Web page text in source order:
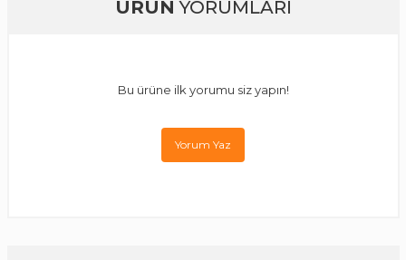
ÜRÜN YORUMLARI
Bu ürüne ilk yorumu siz yapın!
Yorum Yaz